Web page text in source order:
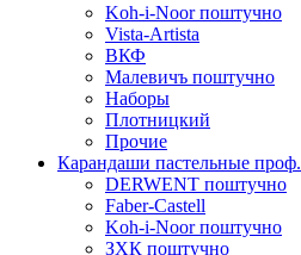
Koh-i-Noor поштучно
Vista-Artista
ВКФ
Малевичъ поштучно
Наборы
Плотницкий
Прочие
Карандаши пастельные проф.
DERWENT поштучно
Faber-Castell
Koh-i-Noor поштучно
ЗХК поштучно